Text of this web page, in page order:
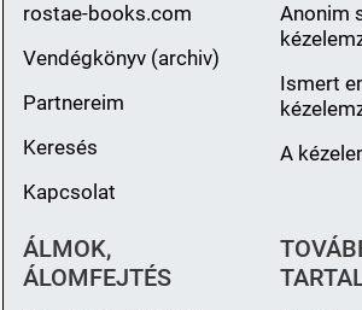
rostae-books.com
Vendégkönyv (archiv)
Partnereim
Keresés
Kapcsolat
Anonim
Ismert
A
ÁLMOK,
ÁLOMFEJTÉS